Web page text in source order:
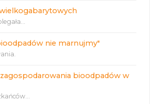
nie marnujmy"
bioodpadów w